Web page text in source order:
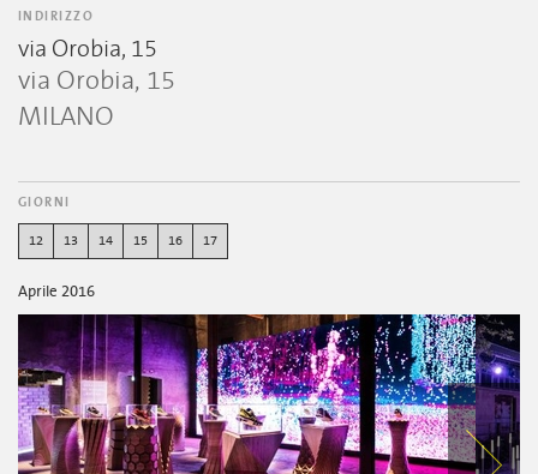
INDIRIZZO
via Orobia, 15
via Orobia, 15
MILANO
GIORNI
12 13 14 15 16 17
Aprile 2016